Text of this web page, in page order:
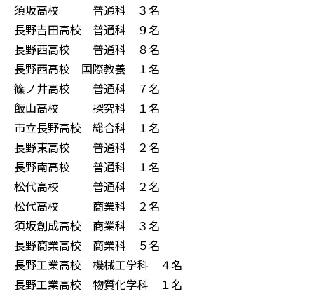
須坂高校 普通科 ３名
長野吉田高校 普通科 ９名
長野西高校 普通科 ８名
長野西高校 国際教養 １名
篠ノ井高校 普通科 ７名
飯山高校 探究科 １名
市立長野高校 総合科 １名
長野東高校 普通科 ２名
長野南高校 普通科 １名
松代高校 普通科 ２名
松代高校 商業科 ２名
須坂創成高校 商業科 ３名
長野商業高校 商業科 ５名
長野工業高校 機械工学科 ４名
長野工業高校 物質化学科 １名